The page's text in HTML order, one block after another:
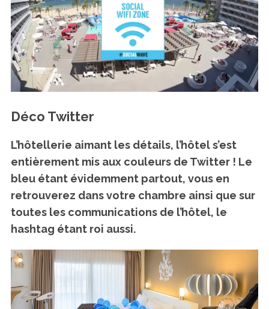
Déco Twitter
L’hôtellerie aimant les détails, l’hôtel s’est
entièrement mis aux couleurs de Twitter ! Le
bleu étant évidemment partout, vous en
retrouverez dans votre chambre ainsi que sur
toutes les communications de l’hôtel, le
hashtag étant roi aussi.